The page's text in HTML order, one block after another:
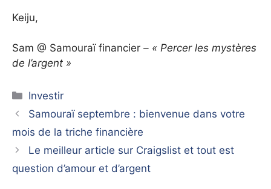
Keiju,
Sam @ Samouraï financier – « Percer les mystères
de l’argent »
Catégories
Investir
Samouraï septembre : bienvenue dans votre
mois de la triche financière
Le meilleur article sur Craigslist et tout est
question d’amour et d’argent